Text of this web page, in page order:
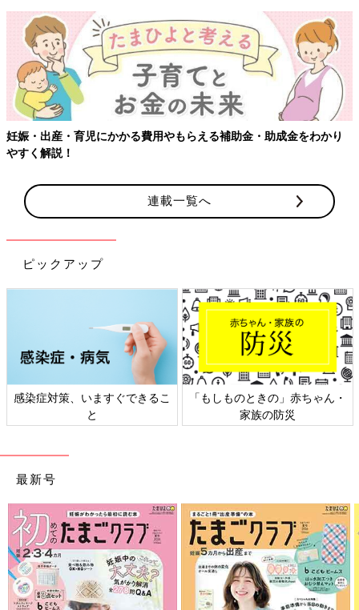
妊娠・出産・育児にかかる費用やもらえる補助金・助成金をわかり
やすく解説！
連載一覧へ
ピックアップ
感染症対策、いますぐできるこ
と
「もしものときの」赤ちゃん・
家族の防災
最新号